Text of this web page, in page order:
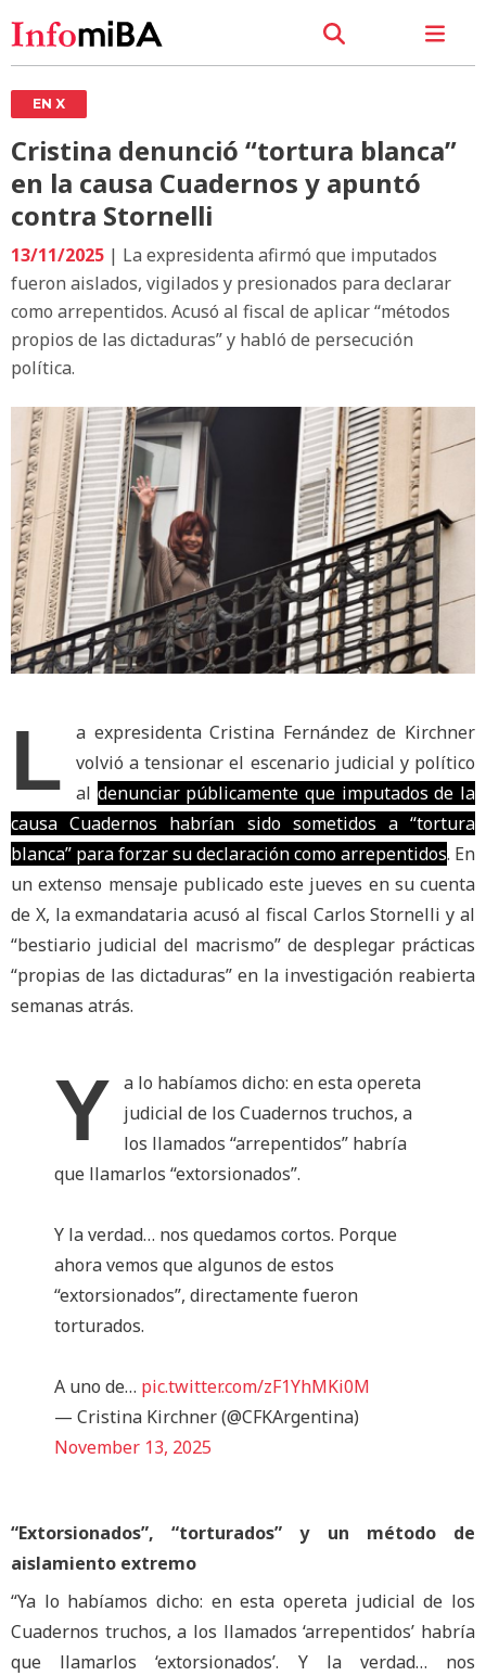
EN X
Cristina denunció “tortura blanca”
en la causa Cuadernos y apuntó
contra Stornelli
13/11/2025 | La expresidenta afirmó que imputados
fueron aislados, vigilados y presionados para declarar
como arrepentidos. Acusó al fiscal de aplicar “métodos
propios de las dictaduras” y habló de persecución
política.
L
a expresidenta Cristina Fernández de Kirchner
volvió a tensionar el escenario judicial y político
al denunciar públicamente que imputados de la
causa Cuadernos habrían sido sometidos a “tortura
blanca” para forzar su declaración como arrepentidos. En
un extenso mensaje publicado este jueves en su cuenta
de X, la exmandataria acusó al fiscal Carlos Stornelli y al
“bestiario judicial del macrismo” de desplegar prácticas
“propias de las dictaduras” en la investigación reabierta
semanas atrás.
Y a lo habíamos dicho: en esta opereta
judicial de los Cuadernos truchos, a
los llamados “arrepentidos” habría
que llamarlos “extorsionados”.
Y la verdad… nos quedamos cortos. Porque
ahora vemos que algunos de estos
“extorsionados”, directamente fueron
torturados.
A uno de… pic.twitter.com/zF1YhMKi0M
— Cristina Kirchner (@CFKArgentina)
November 13, 2025
“Extorsionados”, “torturados” y un método de
aislamiento extremo
“Ya lo habíamos dicho: en esta opereta judicial de los
Cuadernos truchos, a los llamados ‘arrepentidos’ habría
que llamarlos ‘extorsionados’. Y la verdad… nos